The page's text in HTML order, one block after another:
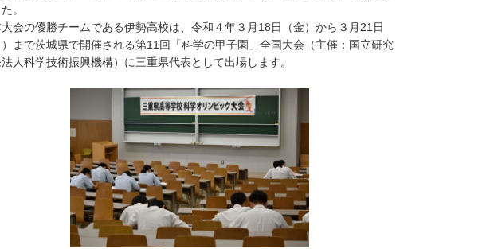
。
会の優勝チームである伊勢高校は、令和４年３月18日（金）から３月21日
）まで茨城県で開催される第11回「科学の甲子園」全国大会（主催：国立研究
法人科学技術振興機構）に三重県代表として出場します。